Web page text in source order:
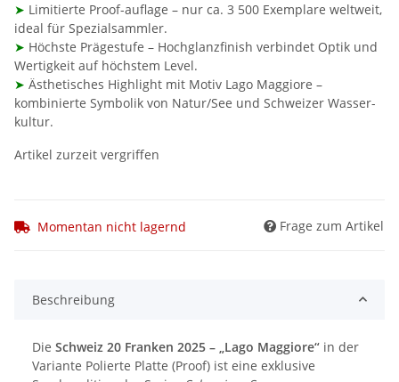
➤ Limitierte Proof-auflage – nur ca. 3 500 Exemplare weltweit,
ideal für Spezial­sammler.
➤ Höchste Prägestufe – Hochglanzfinish verbindet Optik und
Wertigkeit auf höchstem Level.
➤ Ästhetisches Highlight mit Motiv Lago Maggiore –
kombinierte Symbolik von Natur/See und Schweizer Wasser­
kultur.
Artikel zurzeit vergriffen
Momentan nicht lagernd Frage zum Artikel
Beschreibung
Die Schweiz 20 Franken 2025 – „Lago Maggiore“ in der
Variante Polierte Platte (Proof) ist eine exklusive